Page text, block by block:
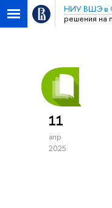
НИУ ВШЭ в
решения на
11
апр
2025